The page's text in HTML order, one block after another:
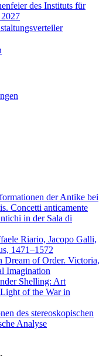
des Instituts für
der Antike bei
Concetti anticamente
in der Sala di
Riario, Jacopo Galli,
1471–1572
Dream of Order. Victoria,
Imagination
Shelling: Art
of the War in
des stereoskopischen
Analyse